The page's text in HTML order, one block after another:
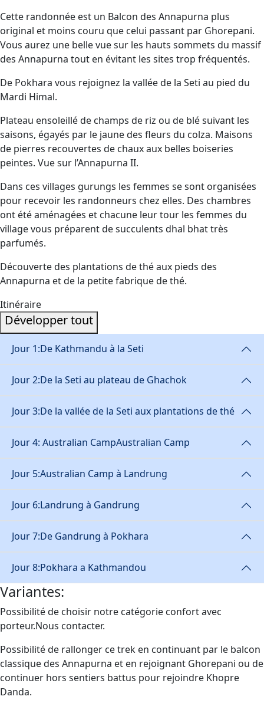
Cette randonnée est un Balcon des Annapurna plus
original et moins couru que celui passant par Ghorepani.
Vous aurez une belle vue sur les hauts sommets du massif
des Annapurna tout en évitant les sites trop fréquentés.
De Pokhara vous rejoignez la vallée de la Seti au pied du
Mardi Himal.
Plateau ensoleillé de champs de riz ou de blé suivant les
saisons, égayés par le jaune des fleurs du colza. Maisons
de pierres recouvertes de chaux aux belles boiseries
peintes. Vue sur l’Annapurna II.
Dans ces villages gurungs les femmes se sont organisées
pour recevoir les randonneurs chez elles. Des chambres
ont été aménagées et chacune leur tour les femmes du
village vous préparent de succulents dhal bhat très
parfumés.
Découverte des plantations de thé aux pieds des
Annapurna et de la petite fabrique de thé.
Itinéraire
Développer tout
Jour 1:De Kathmandu à la Seti
Jour 2:De la Seti au plateau de Ghachok
Jour 3:De la vallée de la Seti aux plantations de thé
Jour 4: Australian CampAustralian Camp
Jour 5:Australian Camp à Landrung
Jour 6:Landrung à Gandrung
Jour 7:De Gandrung à Pokhara
Jour 8:Pokhara a Kathmandou
Variantes:
Possibilité de choisir notre catégorie confort avec
porteur.Nous contacter.
Possibilité de rallonger ce trek en continuant par le balcon
classique des Annapurna et en rejoignant Ghorepani ou de
continuer hors sentiers battus pour rejoindre Khopre
Danda.